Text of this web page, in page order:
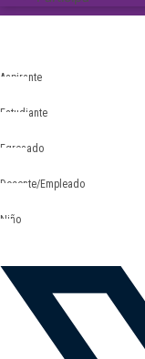
Aspirante
Estudiante
Egresado
Docente/Empleado
Niño